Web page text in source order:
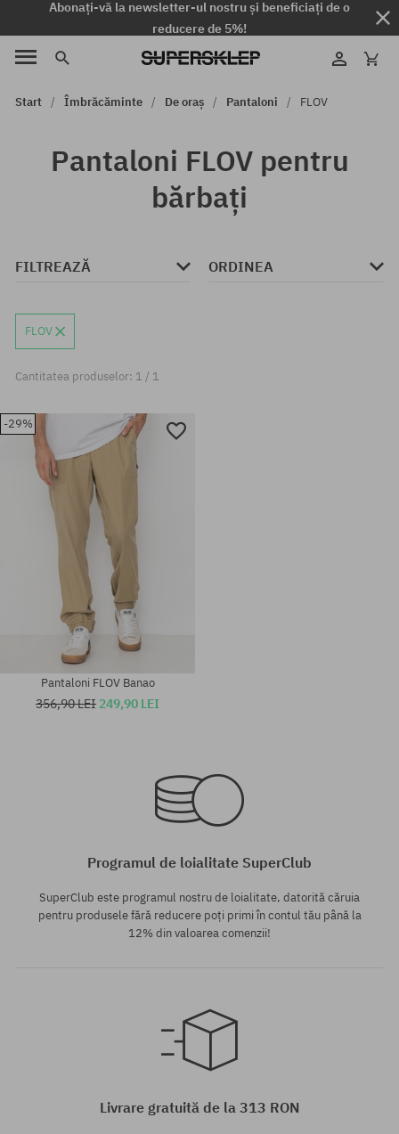
Abonați-vă la newsletter-ul nostru și beneficiați de o
reducere de 5%!
Start Îmbrăcăminte De oraș Pantaloni FLOV
Pantaloni FLOV pentru
bărbați
FILTREAZĂ ORDINEA
FLOV
Cantitatea produselor: 1 / 1
-29%
Pantaloni FLOV Banao
356,90 LEI 249,90 LEI
Programul de loialitate SuperClub
SuperClub este programul nostru de loialitate, datorită căruia
pentru produsele fără reducere poți primi în contul tău până la
12% din valoarea comenzii!
Livrare gratuită de la 313 RON